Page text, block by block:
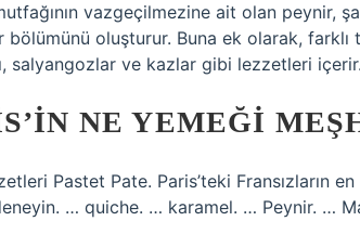
vazgeçilmezine ait olan peynir,
bölümünü oluşturur. Buna ek olarak, farklı
salyangozlar ve kazlar gibi lezzetleri içerir.
NE YEMEĞI
Pastet Pate. Paris’teki Fransızların
… quiche. … karamel. … Peynir. …